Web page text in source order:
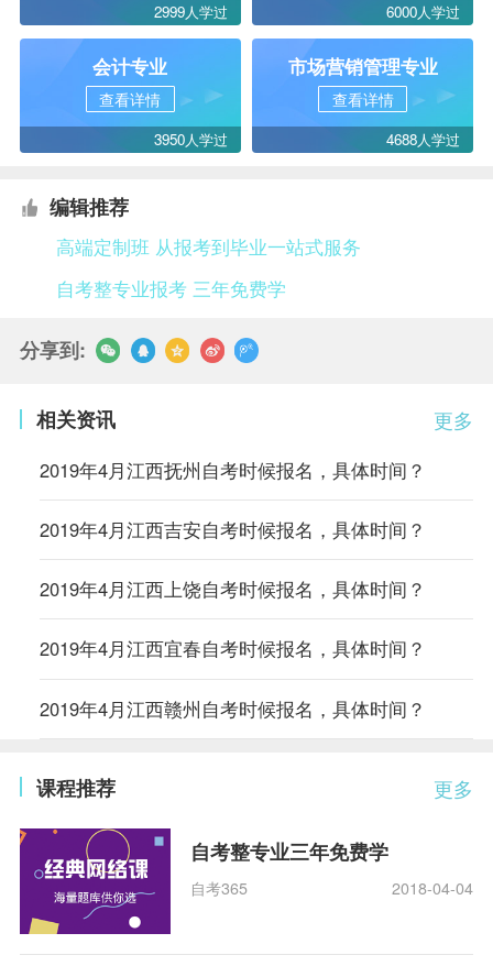
2999人学过 6000人学过
会计专业
查看详情
3950人学过
市场营销管理专业
查看详情
4688人学过
编辑推荐
高端定制班 从报考到毕业一站式服务
自考整专业报考 三年免费学
分享到:
更多
相关资讯
2019年4月江西抚州自考时候报名，具体时间？
2019年4月江西吉安自考时候报名，具体时间？
2019年4月江西上饶自考时候报名，具体时间？
2019年4月江西宜春自考时候报名，具体时间？
2019年4月江西赣州自考时候报名，具体时间？
更多
课程推荐
自考整专业三年免费学
自考365 2018-04-04